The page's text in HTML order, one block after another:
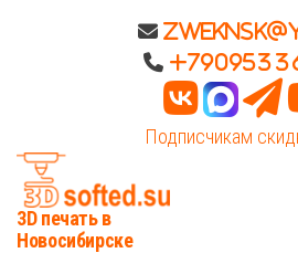
Подписчикам
3D печать в
Новосибирске